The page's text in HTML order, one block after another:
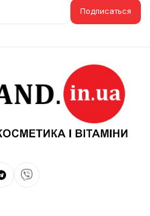
Подписаться